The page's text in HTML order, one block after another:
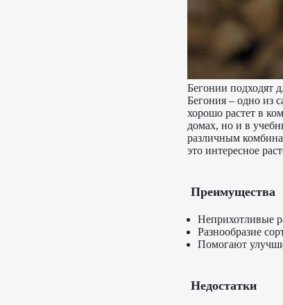
Бегонии подходят
Бегония – одно из
хорошо растет в
домах, но и в
различным
это интересное
Преимущества
Неприхотливые
Разнообразие
Помогают
Недостатки